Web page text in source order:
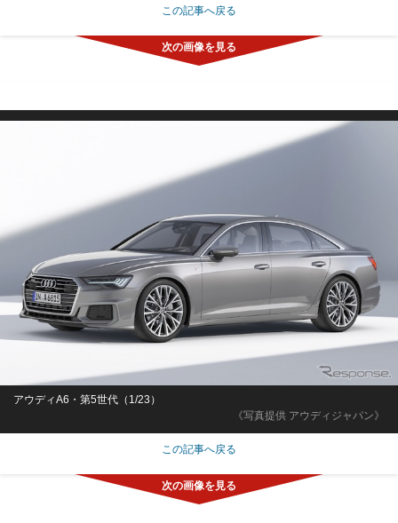
この記事へ戻る
《写真提供 アウディジャパン》
アウディA6・第5世代（1/23）
この記事へ戻る